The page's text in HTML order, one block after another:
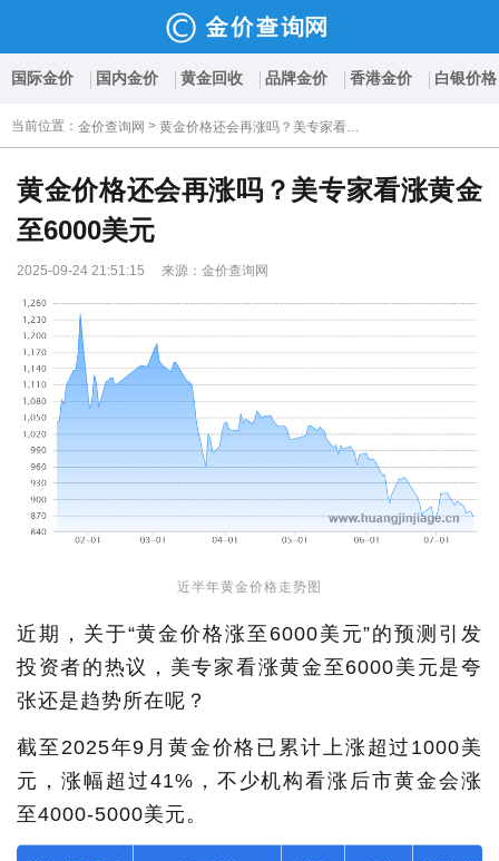
国际金价 国内金价 黄金回收 品牌金价 香港金价 白银价格
当前位置 ： 金价查询网 > 黄金价格还会再涨吗？美专家看涨黄金至6000美元
黄金价格还会再涨吗？美专家看涨黄金
至6000美元
2025-09-24 21:51:15 来源：金价查询网
近半年黄金价格走势图
近期，关于“黄金价格涨至6000美元”的预测引发
投资者的热议，美专家看涨黄金至6000美元是夸
张还是趋势所在呢？
截至2025年9月黄金价格已累计上涨超过1000美
元，涨幅超过41%，不少机构看涨后市黄金会涨
至4000-5000美元。